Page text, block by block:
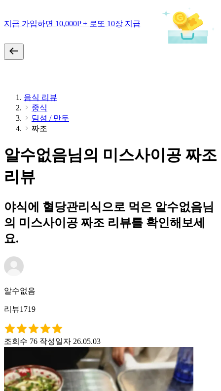
지금 가입하면 10,000P + 로또 10장 지급
음식 리뷰
중식
딤섬 / 만두
짜조
알수없음님의 미스사이공 짜조
리뷰
야식에 혈당관리식으로 먹은 알수없음님
의 미스사이공 짜조 리뷰를 확인해보세
요.
알수없음
리뷰1719
조회수 76 작성일자 26.05.03